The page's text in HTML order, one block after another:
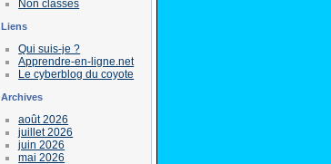
Non classés
Liens
Qui suis-je ?
Apprendre-en-ligne.net
Le cyberblog du coyote
Archives
août 2026
juillet 2026
juin 2026
mai 2026